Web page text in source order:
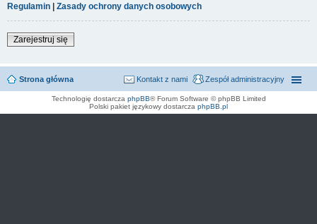
Regulamin | Zasady ochrony danych osobowych
Zarejestruj się
Strona główna Zespół administracyjny
Kontakt z nami
Technologię dostarcza phpBB® Forum Software © phpBB Limited
Polski pakiet językowy dostarcza phpBB.pl